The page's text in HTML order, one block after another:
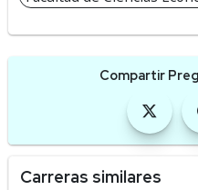
Compartir
Carreras similares